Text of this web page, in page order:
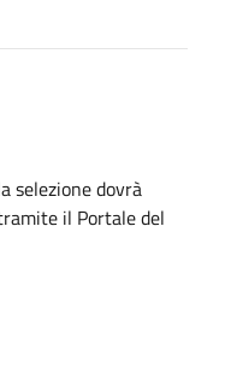
selezione dovrà
il Portale del